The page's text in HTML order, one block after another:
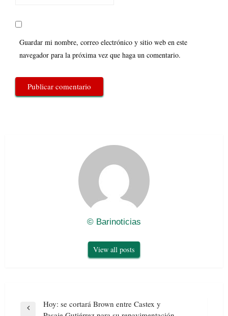
Guardar mi nombre, correo electrónico y sitio web en este
navegador para la próxima vez que haga un comentario.
© Barinoticias
View all posts
Navegación
Hoy: se cortará Brown entre Castex y